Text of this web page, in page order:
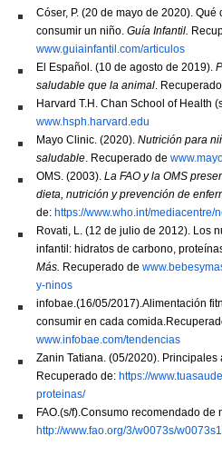
Cóser, P. (20 de mayo de 2020).
consumir un niño. Guía Infantil.
www.guiainfantil.com/articulos
El Español. (10 de agosto de 2019).
saludable que la animal.
Harvard T.H. Chan School of Health
www.hsph.harvard.edu
Mayo Clinic. (2020). Nutrición para
saludable. Recuperado de
OMS. (2003). La FAO y la OMS
dieta, nutrición y prevención de
de: https://www.who.int/mediacentre/
Rovati, L. (12 de julio de 2012). Los
infantil: hidratos de carbono,
Más. Recuperado de
y-ninos
infobae.(16/05/2017).Alimentación
consumir en cada
www.infobae.com/tendencias
Zanin Tatiana. (05/2020).
Recuperado de: https://
proteinas/
FAO.(s/f).Consumo recomendado
http://www.fao.org/3/w0073s/